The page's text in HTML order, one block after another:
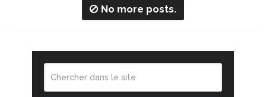
No more posts.